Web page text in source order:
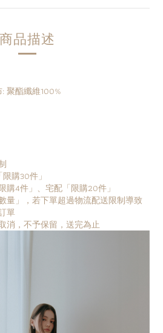
商品描述
聚酯纖維100%
購30件」
購4件」、宅配「限購20件」
量」，若下單超過物流配送限制導致
單
消，不予保留，送完為止